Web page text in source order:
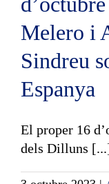
Melero i
Sindreu
Espanya
El proper 16
dels Dilluns